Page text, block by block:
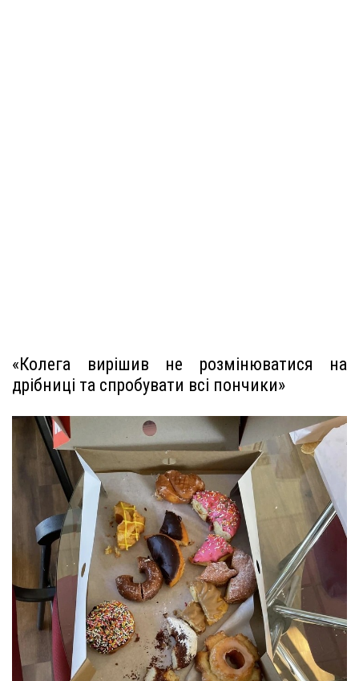
«Колега вирішив не розмінюватися на
дрібниці та спробувати всі пончики»